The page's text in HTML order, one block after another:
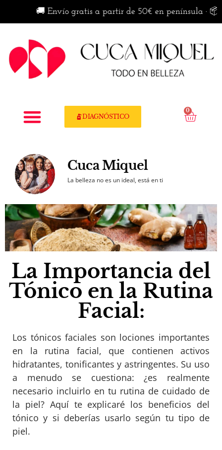
🚚 Envío gratis a partir de 50€ en península · 📦
DIAGNÓSTICO
0
Cuca Miquel
La belleza no es un ideal, está en ti
La Importancia del
Tónico en la Rutina
Facial:
Los tónicos faciales son lociones importantes
en la rutina facial, que contienen activos
hidratantes, tonificantes y astringentes. Su uso
a menudo se cuestiona: ¿es realmente
necesario incluirlo en tu rutina de cuidado de
la piel? Aquí te explicaré los beneficios del
tónico y si deberías usarlo según tu tipo de
piel.